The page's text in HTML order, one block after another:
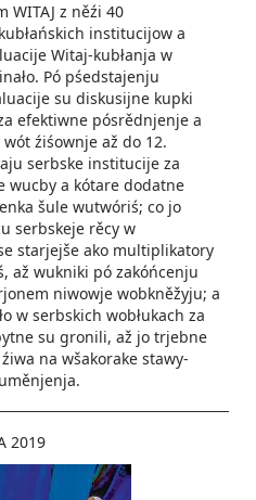
WITAJ z něźi 40
institucijow a
Witaj-kubłanja w
Pó pśed­stajenju
su diskusijne kupki
efektiwne pósrědnjenje a
źiśownje až do 12.
serbske institucije za
wucby a kótare dodatne
šule wu­twóriś; co jo
serbskeje rěcy w
starjejše ako multiplikatory
až wukniki pó zakóńcenju
niwowje wob­kněžyju; a
w serbskich wobłukach za
su gronili, až jo trjebne
na wšakorake stawy­
2019